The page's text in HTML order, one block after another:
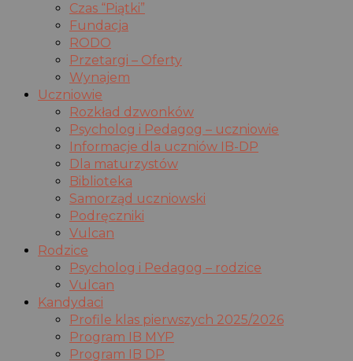
Czas “Piątki”
Fundacja
RODO
Przetargi – Oferty
Wynajem
Uczniowie
Rozkład dzwonków
Psycholog i Pedagog – uczniowie
Informacje dla uczniów IB-DP
Dla maturzystów
Biblioteka
Samorząd uczniowski
Podręczniki
Vulcan
Rodzice
Psycholog i Pedagog – rodzice
Vulcan
Kandydaci
Profile klas pierwszych 2025/2026
Program IB MYP
Program IB DP